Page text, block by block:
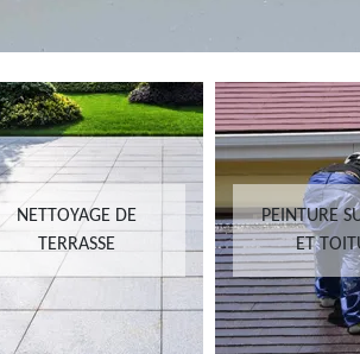
NETTOYAGE DE
TERRASSE
PEINTURE
ET